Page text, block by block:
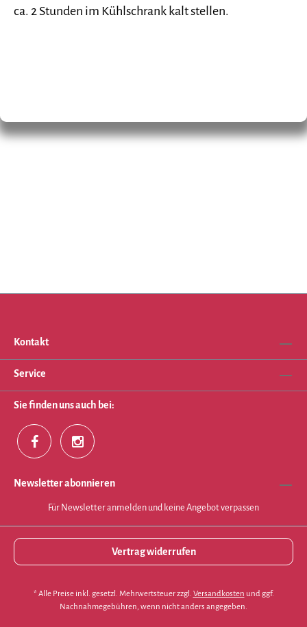
ca. 2 Stunden im Kühlschrank kalt stellen.
Kontakt
Service
Sie finden uns auch bei:
Newsletter abonnieren
Für Newsletter anmelden und keine Angebot verpassen
Vertrag widerrufen
* Alle Preise inkl. gesetzl. Mehrwertsteuer zzgl. Versandkosten und ggf.
Nachnahmegebühren, wenn nicht anders angegeben.